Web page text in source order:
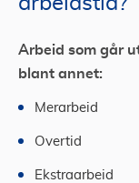
Arbeid som går
blant annet:
Merarbeid
Overtid
Ekstraarbeid